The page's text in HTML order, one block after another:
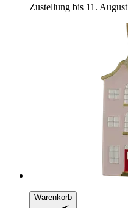
Zustellung bis 11. August
Warenkorb